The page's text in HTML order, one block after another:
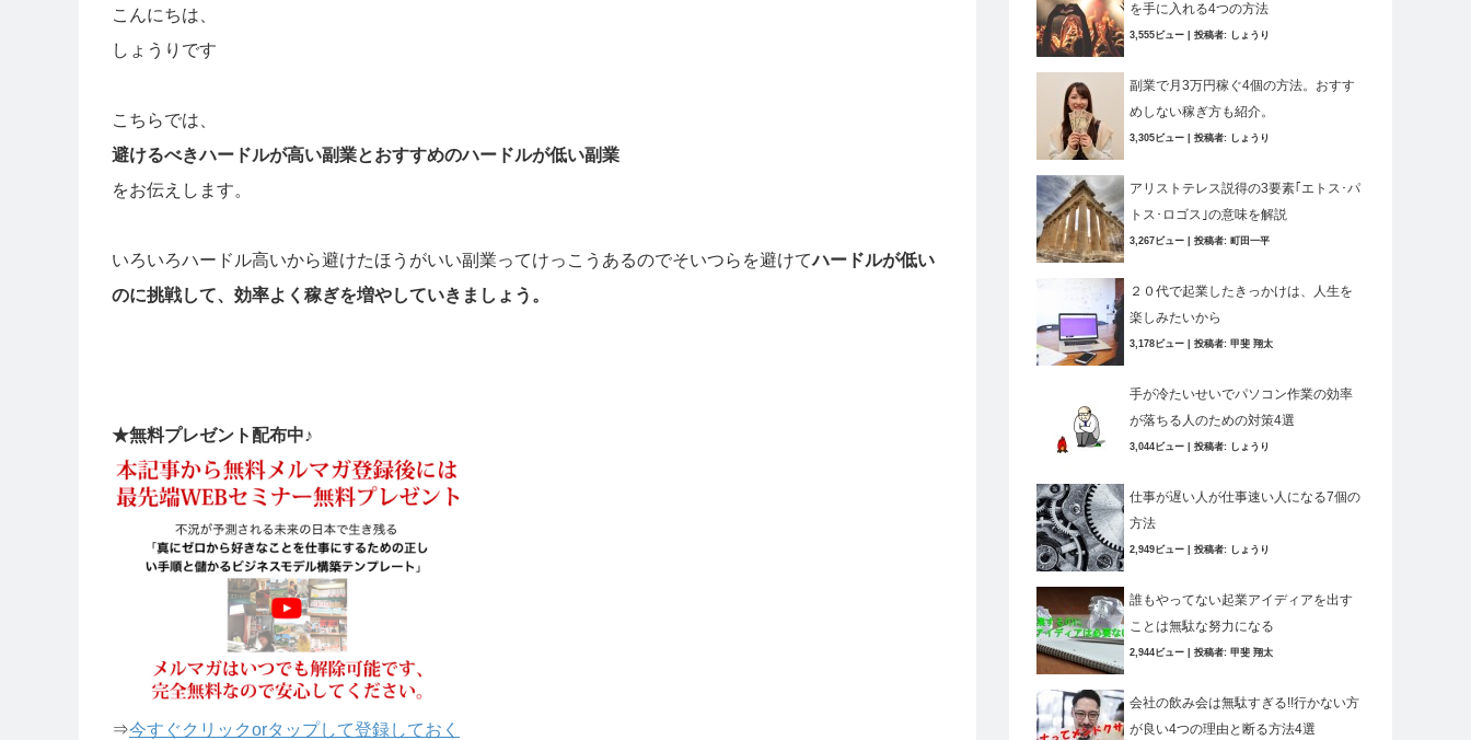
こんにちは、
しょうりです
こちらでは、
避けるべきハードルが高い副業とおすすめのハードルが低い副業
をお伝えします。
いろいろハードル高いから避けたほうがいい副業ってけっこうあるのでそいつらを避けてハードルが低い
のに挑戦して、効率よく稼ぎを増やしていきましょう。
★無料プレゼント配布中♪
⇒今すぐクリックorタップして登録しておく
を手に入れる4つの方法
3,555ビュー 投稿者: しょうり
副業で月3万円稼ぐ4個の方法。おすす
めしない稼ぎ方も紹介。
3,305ビュー 投稿者: しょうり
アリストテレス説得の3要素｢エトス･パ
トス･ロゴス｣の意味を解説
3,267ビュー 投稿者: 町田一平
２０代で起業したきっかけは、人生を
楽しみたいから
3,178ビュー 投稿者: 甲斐 翔太
手が冷たいせいでパソコン作業の効率
が落ちる人のための対策4選
3,044ビュー 投稿者: しょうり
仕事が遅い人が仕事速い人になる7個の
方法
2,949ビュー 投稿者: しょうり
誰もやってない起業アイディアを出す
ことは無駄な努力になる
2,944ビュー 投稿者: 甲斐 翔太
会社の飲み会は無駄すぎる!!行かない方
が良い4つの理由と断る方法4選